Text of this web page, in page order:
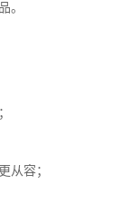
。
从容；